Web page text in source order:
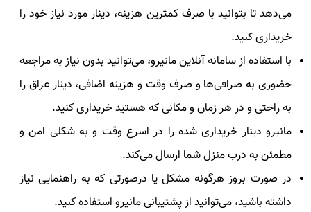
می‌دهد تا بتوانید با صرف کمترین هزینه، دینار مورد نیاز خود را
خریداری کنید.
با استفاده از سامانه آنلاین مانیرو، می‌توانید بدون نیاز به مراجعه
حضوری به صرافی‌ها و صرف وقت و هزینه اضافی، دینار عراق را
به راحتی و در هر زمان و مکانی که هستید خریداری کنید.
مانیرو دینار خریداری شده را در اسرع وقت و به شکلی امن و
مطمئن به درب منزل شما ارسال می‌کند.
در صورت بروز هرگونه مشکل یا درصورتی که به راهنمایی نیاز
داشته باشید، می‌توانید از پشتیبانی مانیرو استفاده کنید.